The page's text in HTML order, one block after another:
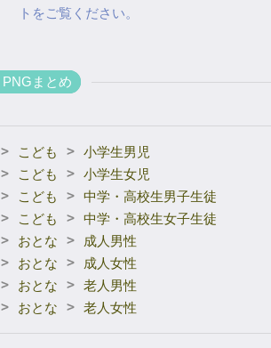
トをご覧ください。
PNGまとめ
> こども > 小学生男児
> こども > 小学生女児
> こども > 中学・高校生男子生徒
> こども > 中学・高校生女子生徒
> おとな >
成人男性
> おとな >
成人女性
> おとな > 老人男性
> おとな > 老人女性